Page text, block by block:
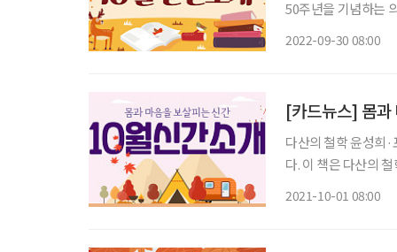
50주년을 기념하는
2022-09-30 08:00
[카드뉴스] 몸과
다산의 철학 윤성희
다. 이 책은 다산의
2021-10-01 08:00